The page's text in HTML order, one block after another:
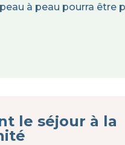
à peau pourra être
le séjour à la